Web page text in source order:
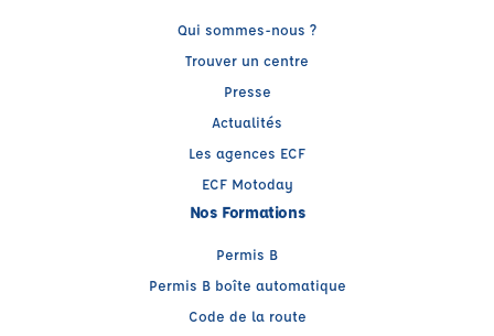
Qui sommes-nous ?
Trouver un centre
Presse
Actualités
Les agences ECF
ECF Motoday
Nos Formations
Permis B
Permis B boîte automatique
Code de la route